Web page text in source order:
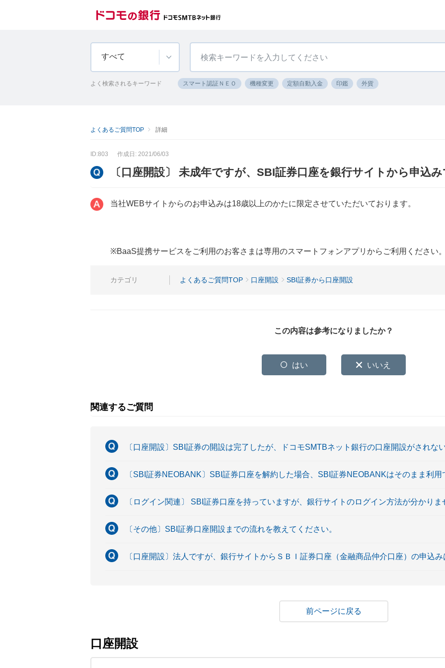
すべて
よく検索されるキーワード スマート認証ＮＥＯ 機種変更 定額自動入金 印鑑 外貨
よくあるご質問TOP 詳細
ID:803 作成日: 2021/06/03
〔口座開設〕 未成年ですが、SBI証券口座を銀行サイトから申込
当社WEBサイトからのお申込みは18歳以上のかたに限定させていただいております。
※BaaS提携サービスをご利用のお客さまは専用のスマートフォンアプリからご利用ください
カテゴリ よくあるご質問TOP 口座開設 SBI証券から口座開設
この内容は参考になりましたか？
はい いいえ
関連するご質問
〔口座開設〕SBI証券の開設は完了したが、ドコモSMTBネット銀行の口座開設がされな
〔SBI証券NEOBANK〕SBI証券口座を解約した場合、SBI証券NEOBANKはそのまま利用
〔ログイン関連〕 SBI証券口座を持っていますが、銀行サイトのログイン方法が分かりま
〔その他〕SBI証券口座開設までの流れを教えてください。
〔口座開設〕法人ですが、銀行サイトからＳＢＩ証券口座（金融商品仲介口座）の申込
戻る
口座開設